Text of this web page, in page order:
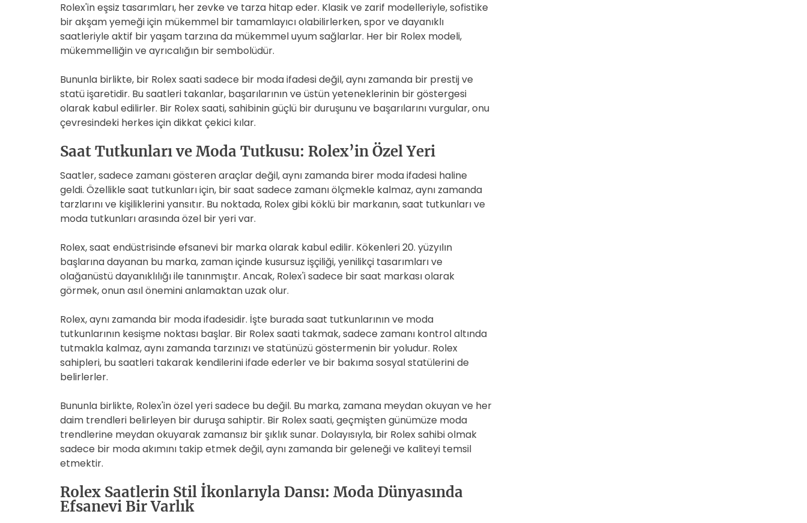
Rolex'in eşsiz tasarımları, her zevke ve tarza hitap eder. Klasik ve zarif modelleriyle, sofistike
bir akşam yemeği için mükemmel bir tamamlayıcı olabilirlerken, spor ve dayanıklı
saatleriyle aktif bir yaşam tarzına da mükemmel uyum sağlarlar. Her bir Rolex modeli,
mükemmelliğin ve ayrıcalığın bir sembolüdür.
Bununla birlikte, bir Rolex saati sadece bir moda ifadesi değil, aynı zamanda bir prestij ve
statü işaretidir. Bu saatleri takanlar, başarılarının ve üstün yeteneklerinin bir göstergesi
olarak kabul edilirler. Bir Rolex saati, sahibinin güçlü bir duruşunu ve başarılarını vurgular, onu
çevresindeki herkes için dikkat çekici kılar.
Saat Tutkunları ve Moda Tutkusu: Rolex’in Özel Yeri
Saatler, sadece zamanı gösteren araçlar değil, aynı zamanda birer moda ifadesi haline
geldi. Özellikle saat tutkunları için, bir saat sadece zamanı ölçmekle kalmaz, aynı zamanda
tarzlarını ve kişiliklerini yansıtır. Bu noktada, Rolex gibi köklü bir markanın, saat tutkunları ve
moda tutkunları arasında özel bir yeri var.
Rolex, saat endüstrisinde efsanevi bir marka olarak kabul edilir. Kökenleri 20. yüzyılın
başlarına dayanan bu marka, zaman içinde kusursuz işçiliği, yenilikçi tasarımları ve
olağanüstü dayanıklılığı ile tanınmıştır. Ancak, Rolex'i sadece bir saat markası olarak
görmek, onun asıl önemini anlamaktan uzak olur.
Rolex, aynı zamanda bir moda ifadesidir. İşte burada saat tutkunlarının ve moda
tutkunlarının kesişme noktası başlar. Bir Rolex saati takmak, sadece zamanı kontrol altında
tutmakla kalmaz, aynı zamanda tarzınızı ve statünüzü göstermenin bir yoludur. Rolex
sahipleri, bu saatleri takarak kendilerini ifade ederler ve bir bakıma sosyal statülerini de
belirlerler.
Bununla birlikte, Rolex'in özel yeri sadece bu değil. Bu marka, zamana meydan okuyan ve her
daim trendleri belirleyen bir duruşa sahiptir. Bir Rolex saati, geçmişten günümüze moda
trendlerine meydan okuyarak zamansız bir şıklık sunar. Dolayısıyla, bir Rolex sahibi olmak
sadece bir moda akımını takip etmek değil, aynı zamanda bir geleneği ve kaliteyi temsil
etmektir.
Rolex Saatlerin Stil İkonlarıyla Dansı: Moda Dünyasında
Efsanevi Bir Varlık